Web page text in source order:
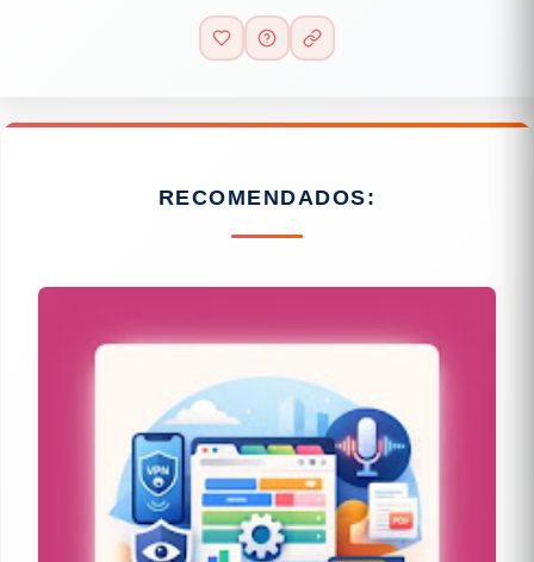
RECOMENDADOS: